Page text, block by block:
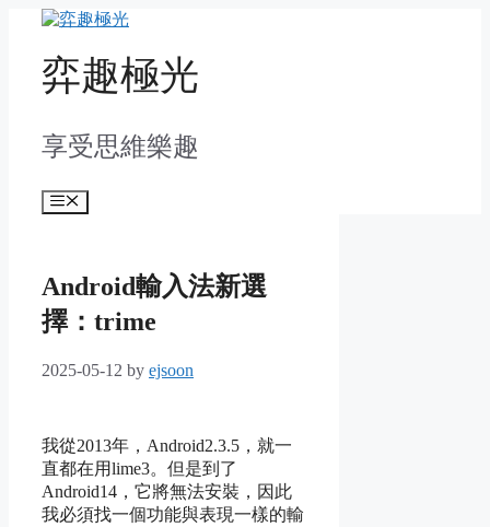
content弈趣極光
享受思維樂趣
Menu
Android輸入法新選
擇：trime
2025-05-12 by ejsoon
我從2013年，Android2.3.5，就一
直都在用lime3。但是到了
Android14，它將無法安裝，因此
我必須找一個功能與表現一樣的輸